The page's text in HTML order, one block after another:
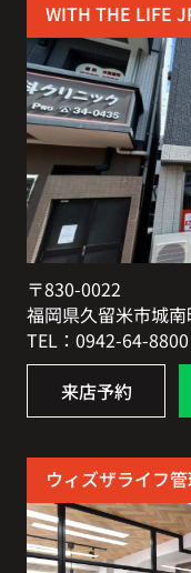
WITH THE LIFE
〒830-0022
福岡県久留米市城
TEL：0942-64-
来店予約
ウィズザライフ